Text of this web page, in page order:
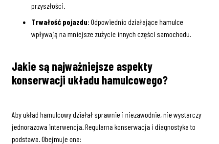
przyszłości.
Trwałość pojazdu: Odpowiednio działające hamulce
wpływają na mniejsze zużycie innych części samochodu.
Jakie są najważniejsze aspekty
konserwacji układu hamulcowego?
Aby układ hamulcowy działał sprawnie i niezawodnie, nie wystarczy
jednorazowa interwencja. Regularna konserwacja i diagnostyka to
podstawa. Obejmuje ona: